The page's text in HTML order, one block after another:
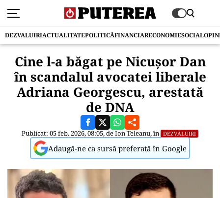
DEZVALUIRIACTUALITATEPOLITICĂFINANCIARECONOMIESOCIAL
Cine l-a băgat pe Nicușor Dan
în scandalul avocatei liberale
Adriana Georgescu, arestată
de DNA
Publicat: 05 feb. 2026, 08:05, deIon Teleanu, în DEZVĂLUIRI
Adaugă-ne ca sursă preferată în Google